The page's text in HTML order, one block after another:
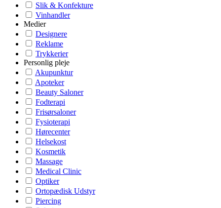
Slik & Konfekture
Vinhandler
Medier
Designere
Reklame
Trykkerier
Personlig pleje
Akupunktur
Apoteker
Beauty Saloner
Fodterapi
Frisørsaloner
Fysioterapi
Hørecenter
Helsekost
Kosmetik
Massage
Medical Clinic
Optiker
Ortopædisk Udstyr
Piercing